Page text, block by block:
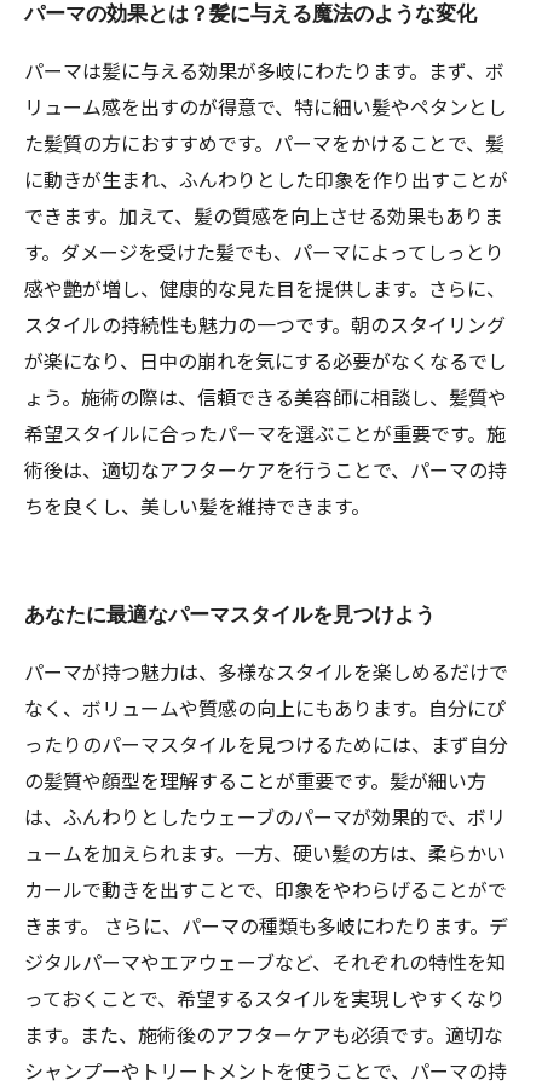
パーマの効果とは？髪に与える魔法のような変化
パーマは髪に与える効果が多岐にわたります。まず、ボ
リューム感を出すのが得意で、特に細い髪やペタンとし
た髪質の方におすすめです。パーマをかけることで、髪
に動きが生まれ、ふんわりとした印象を作り出すことが
できます。加えて、髪の質感を向上させる効果もありま
す。ダメージを受けた髪でも、パーマによってしっとり
感や艶が増し、健康的な見た目を提供します。さらに、
スタイルの持続性も魅力の一つです。朝のスタイリング
が楽になり、日中の崩れを気にする必要がなくなるでし
ょう。施術の際は、信頼できる美容師に相談し、髪質や
希望スタイルに合ったパーマを選ぶことが重要です。施
術後は、適切なアフターケアを行うことで、パーマの持
ちを良くし、美しい髪を維持できます。
あなたに最適なパーマスタイルを見つけよう
パーマが持つ魅力は、多様なスタイルを楽しめるだけで
なく、ボリュームや質感の向上にもあります。自分にぴ
ったりのパーマスタイルを見つけるためには、まず自分
の髪質や顔型を理解することが重要です。髪が細い方
は、ふんわりとしたウェーブのパーマが効果的で、ボリ
ュームを加えられます。一方、硬い髪の方は、柔らかい
カールで動きを出すことで、印象をやわらげることがで
きます。 さらに、パーマの種類も多岐にわたります。デ
ジタルパーマやエアウェーブなど、それぞれの特性を知
っておくことで、希望するスタイルを実現しやすくなり
ます。また、施術後のアフターケアも必須です。適切な
シャンプーやトリートメントを使うことで、パーマの持